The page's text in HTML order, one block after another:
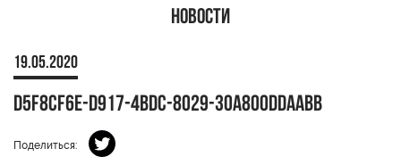
Новости
19.05.2020
D5F8CF6E-D917-4BDC-8029-30A800DDAABB
Поделиться: